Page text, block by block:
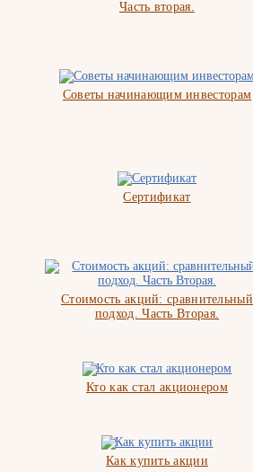
Часть вторая.
Советы начинающим инвесторам
Сертификат
Стоимость акций: сравнительный
подход. Часть Вторая.
Кто как стал акционером
Как купить акции